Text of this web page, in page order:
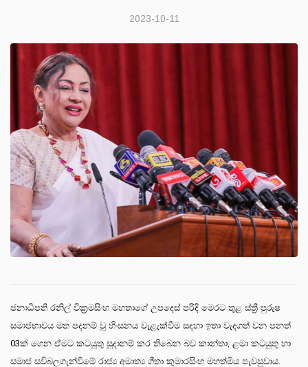
2023-10-11
ජනාධිපති රනිල් වික්‍රමසිංහ මහතාගේ උපදෙස් පරිදි මෙරට තුළ ස්ත්‍රී පුරුෂ
සමාජභාවය මත පදනම් වූ හිංසනය වැළැක්වීම සදහා ඉතා වැදගත් වන පනත්
03ක් ගෙන ඒමට කටයුතු සූදානම් කර තිබෙන බව කාන්තා, ළමා කටයුතු හා
සමාජ සවිබලගැන්වීමේ රාජ්‍ය අමාත්‍ය ගීතා කුමාරසිංහ මහත්මිය පැවසුවාය.